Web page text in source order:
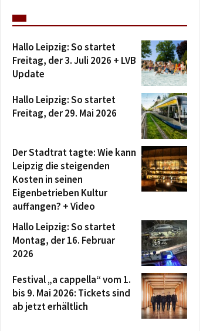
Hallo Leipzig: So startet
Freitag, der 3. Juli 2026 + LVB
Update
Hallo Leipzig: So startet
Freitag, der 29. Mai 2026
Der Stadtrat tagte: Wie kann
Leipzig die steigenden
Kosten in seinen
Eigenbetrieben Kultur
auffangen? + Video
Hallo Leipzig: So startet
Montag, der 16. Februar
2026
Festival „a cappella“ vom 1.
bis 9. Mai 2026: Tickets sind
ab jetzt erhältlich